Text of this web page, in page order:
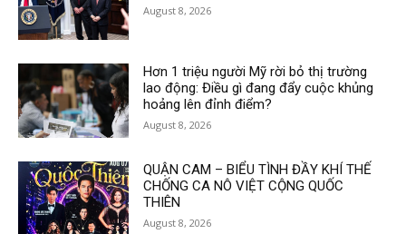
August 8, 2026
Hơn 1 triệu người Mỹ rời bỏ thị trường
lao động: Điều gì đang đẩy cuộc khủng
hoảng lên đỉnh điểm?
August 8, 2026
QUẬN CAM – BIỂU TÌNH ĐẦY KHÍ THẾ
CHỐNG CA NÔ VIỆT CỘNG QUỐC
THIÊN
August 8, 2026